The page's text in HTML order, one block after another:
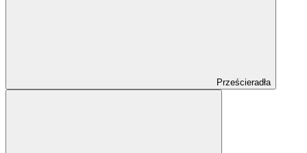
Prześcieradła